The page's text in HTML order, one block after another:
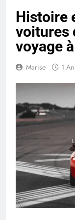
Histoire
voitures
voyage
Marise 1